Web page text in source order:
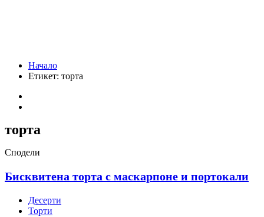
Начало
Етикет: торта
торта
Сподели
Бисквитена торта с маскарпоне и портокали
Десерти
Торти